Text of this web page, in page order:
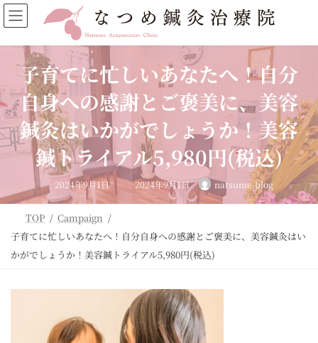
コ
ン
ン
ス
キ
ッ
プ
ナ
ビ
ー
ン
に
移
動
子育てに忙しいあなたへ！自分
自身への感謝とご褒美に、美容
鍼灸はいかがでしょうか！美容
鍼トライアル5,980円(税込)
2024年9月1日 最
終
更
新
:
2024年9月1日 natsume-blog
TOP
Campaign
子育てに忙しいあなたへ！自分自身への感謝とご褒美に、美容鍼灸はい
かがでしょうか！美容鍼トライアル5,980円(税込)